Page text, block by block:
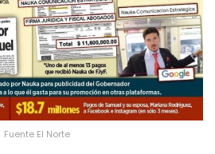
Fuente El Norte